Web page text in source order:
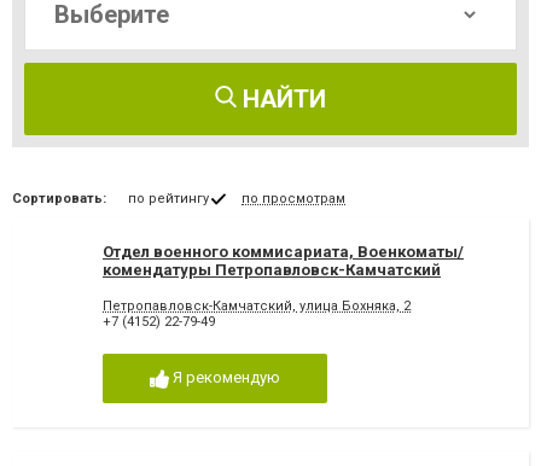
НАЙТИ
Сортировать: по рейтингу по просмотрам
Отдел военного коммисариата, Военкоматы/
комендатуры Петропавловск-Камчатский
Петропавловск-Камчатский, улица Бохняка, 2
+7 (4152) 22-79-49
Я рекомендую